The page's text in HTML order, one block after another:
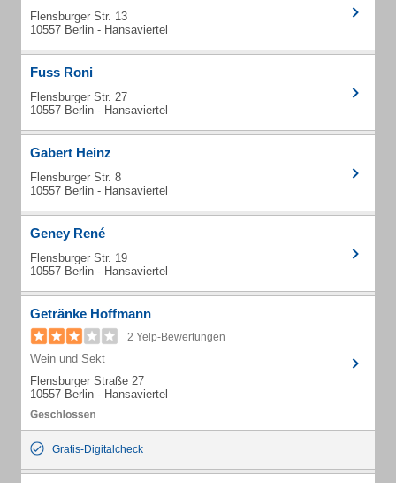
Flensburger Str. 13
10557 Berlin - Hansaviertel
Fuss Roni
Flensburger Str. 27
10557 Berlin - Hansaviertel
Gabert Heinz
Flensburger Str. 8
10557 Berlin - Hansaviertel
Geney René
Flensburger Str. 19
10557 Berlin - Hansaviertel
Getränke Hoffmann
2 Yelp-Bewertungen
Wein und Sekt
Flensburger Straße 27
10557 Berlin - Hansaviertel
Gratis-Digitalcheck